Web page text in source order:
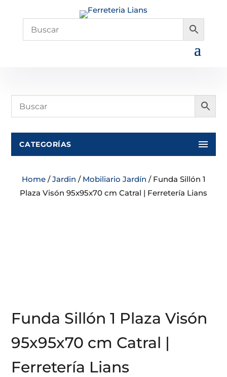
CATEGORÍAS
Home/Jardin / Mobiliario Jardín / Funda Sillón 1
Plaza Visón 95x95x70 cm Catral | Ferretería Lians
Funda Sillón 1 Plaza Visón
95x95x70 cm Catral |
Ferretería Lians